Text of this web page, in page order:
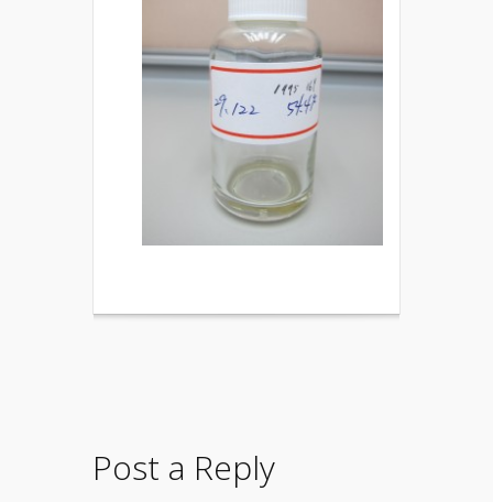
Post a Reply